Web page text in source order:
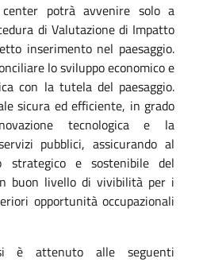
potrà avvenire solo a
di Valutazione di Impatto
inserimento nel paesaggio.
lo sviluppo economico e
con la tutela del paesaggio.
sicura ed efficiente, in grado
tecnologica e la
pubblici, assicurando al
strategico e sostenibile del
buon livello di vivibilità per i
opportunità occupazionali
è attenuto alle seguenti